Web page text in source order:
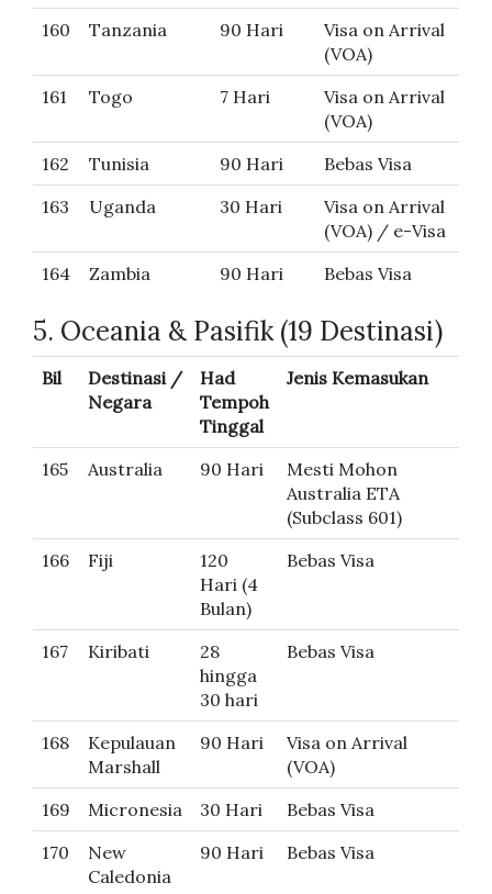
160
Tanzania 90 Hari
Visa on Arrival
(VOA)
161
Togo 7 Hari
Visa on Arrival
(VOA)
162
Tunisia 90 Hari
Bebas Visa
163
Uganda 30 Hari
Visa on Arrival
(VOA) / e-Visa
164
Zambia 90 Hari Bebas Visa
5. Oceania & Pasifik (19 Destinasi)
Bil
Destinasi /
Negara
Had
Tempoh
Tinggal
Jenis Kemasukan
165 Australia 90 Hari
Mesti Mohon
Australia ETA
(Subclass 601)
166
Fiji
120
Hari (4
Bulan)
Bebas Visa
167 Kiribati
28
hingga
30 hari
Bebas Visa
168
Kepulauan
Marshall
90 Hari
Visa on Arrival
(VOA)
169
Micronesia 30 Hari
Bebas Visa
170
New
Caledonia
90 Hari Bebas Visa